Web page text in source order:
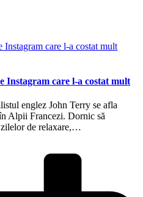
Instagram care l-a costat mult
englez John Terry se afla
Alpii Francezi. Dornic să
zilelor de relaxare,…